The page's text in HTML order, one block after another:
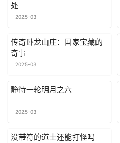
处
2025-03
传奇卧龙山庄：国家宝藏的
奇事
2025-03
静待一轮明月之六
2025-03
没带符的道士还能打怪吗